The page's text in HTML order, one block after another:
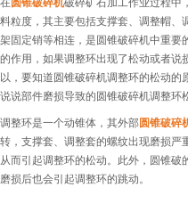
料粒度，其主要包括支撑套、调整帽、
架固定销等相连，是圆锥破碎机中重要
的作用，如果调整环出现了松动或者说
以，要知道圆锥破碎机调整环的松动的
说说部件磨损导致的圆锥破碎机调整环
调整环是一个动锥体，其外部圆锥破碎
转，支撑套、调整套的螺纹出现磨损严
从而引起调整环的松动。此外，圆锥
磨损后也会引起调整环的跳动。